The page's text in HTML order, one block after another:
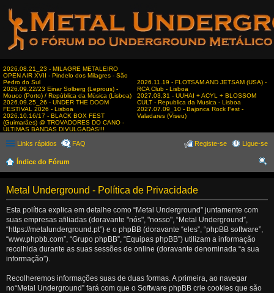
2026.08.21_23 - MILAGRE METALEIRO
OPEN AIR XVII - Pindelo dos Milagres - São
Pedro do Sul
2026.09.22/23 Einar Solberg (Leprous) -
Mouco (Porto) / República da Música (Lisboa)
2026.09.25_26 - UNDER THE DOOM
FESTIVAL 2026 - Lisboa
2026.10.16/17 - BLACK BOX FEST
(Guimarães) @ TROVADORES DO CANO -
ÚLTIMAS BANDAS DIVULGADAS!!!
2026.11.19 - FLOTSAM AND JETSAM (USA) -
RCA Club - Lisboa
2027.03.31 - UUHAI + ACYL + BLOSSOM
CULT - Republica da Musica - Lisboa
2027.07.09_10 - Bajonca Rock Fest -
Valadares (Viseu)
Links rápidos FAQ Ligue-se
Registe-se
Índice do Fórum
Metal Underground - Política de Privacidade
Esta política explica em detalhe como “Metal Underground” juntamente com
suas empresas afiliadas (doravante "nós", "nosso", “Metal Underground”,
“https://metalunderground.pt”) e o phpBB (doravante “eles”, “phpBB software”,
“www.phpbb.com”, “Grupo phpBB”, “Equipas phpBB”) utilizam a informação
recolhida durante as suas sessões de online (doravante denominada “a sua
informação”).
Recolheremos informações suas de duas formas. A primeira, ao navegar
no“Metal Underground” fará com que o Software phpBB crie cookies que são